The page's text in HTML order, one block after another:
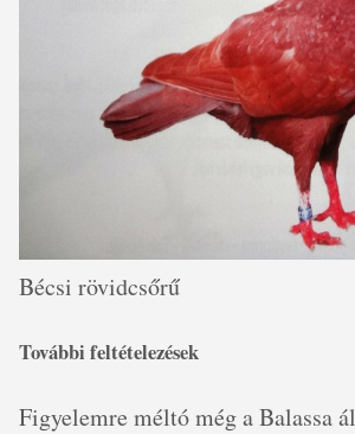
Bécsi rövidcsőrű
További feltételezések
Figyelemre méltó még a Balassa